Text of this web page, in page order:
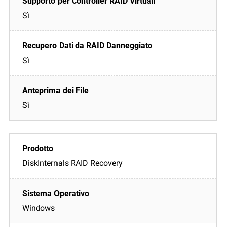
Sì
Sì
Sì
DiskInternals RAID Recovery
Windows